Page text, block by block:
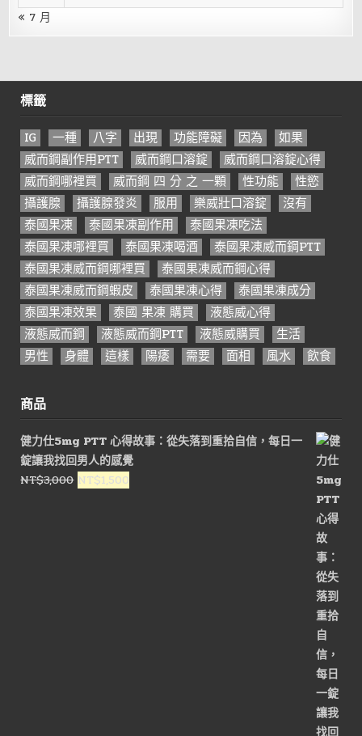
« 7 月
標籤
IG 一種 八字 出現 功能障礙 因為
如果
威而鋼副作用PTT
威而鋼口溶錠
威而鋼口溶錠心得
威而鋼哪裡買
威而鋼 四 分 之 一顆 性功能
性慾
攝護腺
攝護腺發炎 服用 樂威壯口溶錠
沒有
泰國果凍
泰國果凍副作用
泰國果凍吃法
泰國果凍哪裡買
泰國果凍喝酒
泰國果凍威而鋼PTT
泰國果凍威而鋼哪裡買
泰國果凍威而鋼心得
泰國果凍威而鋼蝦皮
泰國果凍心得
泰國果凍成分
泰國果凍效果
泰國 果凍 購買
液態威心得
液態威而鋼
液態威而鋼PTT 液態威購買
生活
男性
身體 這樣 陽痿 需要 面相 風水 飲食
商品
健力仕5mg PTT 心得故事：從失落到重拾自信，每日一
錠讓我找回男人的感覺
NT$3,000 原
NT$1,500